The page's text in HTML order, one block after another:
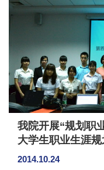
开展活动前，指导老
培训与指导，培养成
分组，三名志愿者为
象。最后是志愿者阅
下午1...
我院开展“规划职
大学生职业生涯
2014.10.24